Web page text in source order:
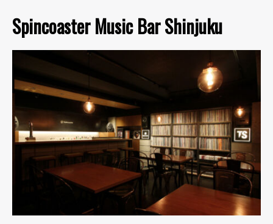
Spincoaster Music Bar Shinjuku